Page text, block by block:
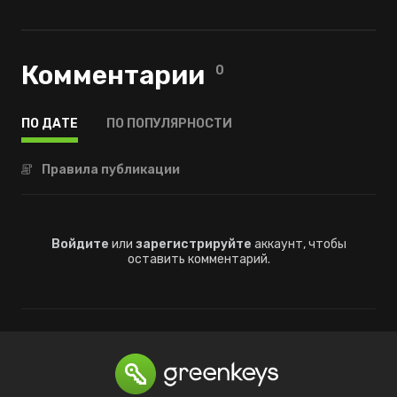
Комментарии 0
ПО ДАТЕ ПО ПОПУЛЯРНОСТИ
Правила публикации
Войдите или зарегистрируйте аккаунт, чтобы
оставить комментарий.